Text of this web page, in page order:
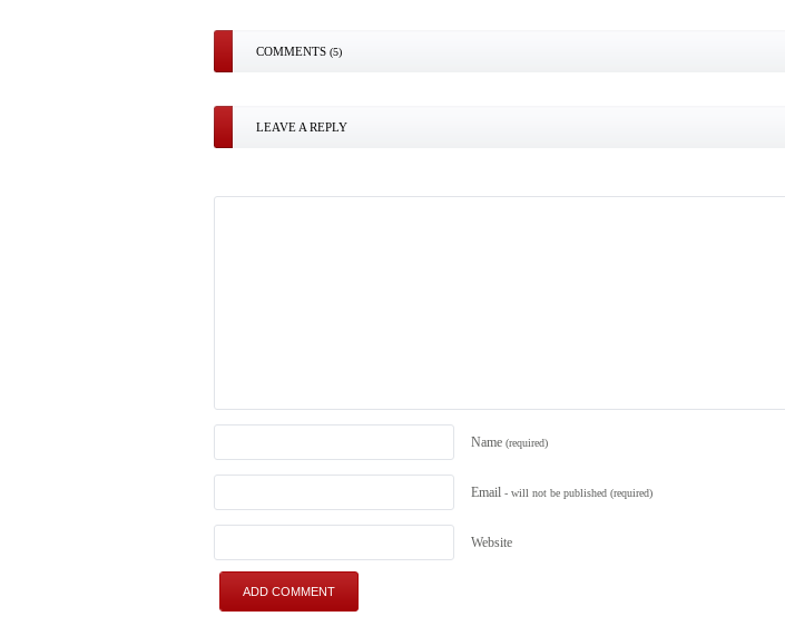
COMMENTS (5)
LEAVE A REPLY
Name (required)
Email - will not be published (required)
Website